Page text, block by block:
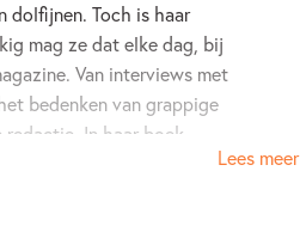
dolfijnen. Toch is haar
mag ze dat elke dag, bij
Van interviews met
bedenken van grappige
In haar boek
Lees meer